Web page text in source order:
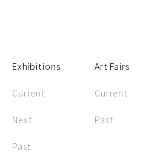
Exhibitions
Current
Next
Past
Art Fairs
Current
Past